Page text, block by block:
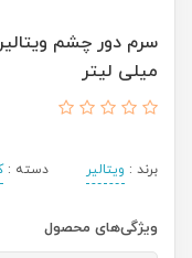
میلی لیتر
برند : ویتالیر دسته :
ویژگی‌های محصول